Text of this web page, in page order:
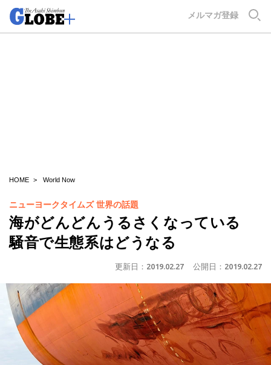
メルマガ登録
HOME World Now
ニューヨークタイムズ 世界の話題
海がどんどんうるさくなっている
騒音で生態系はどうなる
更新日： 2019.02.27 公開日： 2019.02.27